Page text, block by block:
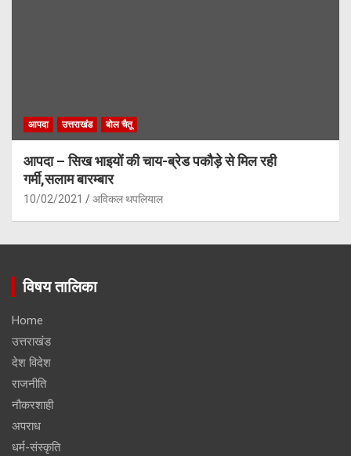
आपदा उत्तराखंड बोल चैतू
आपदा – सिख भाइयों की चाय-ब्रेड पकौड़े से मिल रही
गर्मी,सलाम बारम्बार
10/02/2021 अविकल थपलियाल
विषय तालिका
Home
उत्तराखंड
देश विदेश
राजनीति
नौकरशाही
अपराध
धर्म-संस्कृति